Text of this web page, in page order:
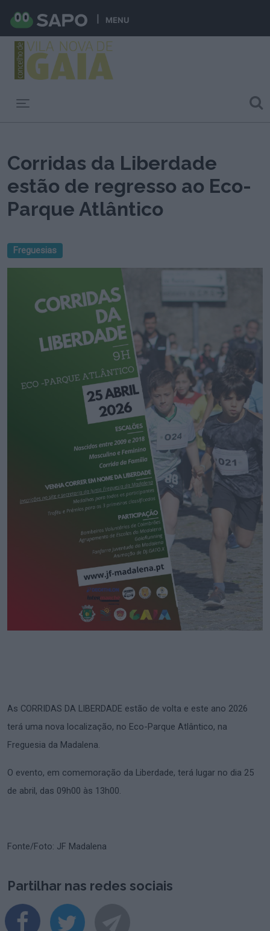
MENU
Corridas da Liberdade
estão de regresso ao Eco-
Parque Atlântico
Freguesias
As CORRIDAS DA LIBERDADE estão de volta e este ano 2026
terá uma nova localização, no Eco-Parque Atlântico, na
Freguesia da Madalena.
O evento, em comemoração da Liberdade, terá lugar no dia 25
de abril, das 09h00 às 13h00.
Fonte/Foto: JF Madalena
Partilhar nas redes sociais